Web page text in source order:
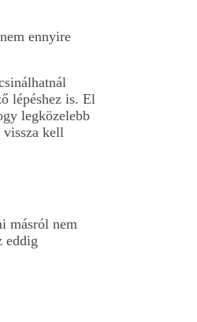
ennyire
lépéshez is. El
legközelebb
vissza kell
másról nem
eddig